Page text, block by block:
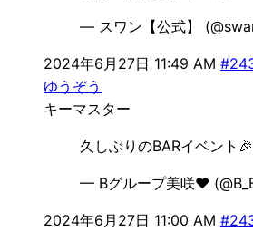
— スワン【公式】
2024年6月27日 11:49 AM
ゆうぞう
キーマスター
久しぶりのBARイベント
— Bグループ美咲❤️
2024年6月27日 11:00 AM